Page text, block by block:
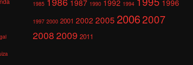
1985 1987 1990 1992 1994 1996
1997 2000 2001 2002 2005 20062007
20082009 2011